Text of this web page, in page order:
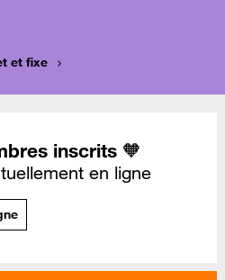
et fixe
inscrits 🧡
en ligne